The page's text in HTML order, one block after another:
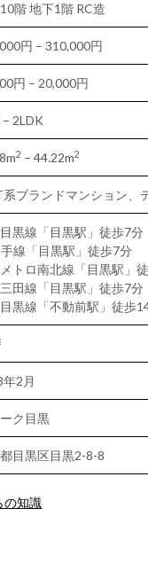
階 地下1階 RC造
円 – 310,000円
円 – 20,000円
2LDK
2 – 44.22m2
系ブランドマンション、
黒線「目黒駅」徒歩7分
手線「目黒駅」徒歩7分
トロ南北線「目黒駅」
田線「目黒駅」徒歩7分
黒線「不動前駅」徒歩
2月
ク目黒
目黒区目黒2-8-8
の知識